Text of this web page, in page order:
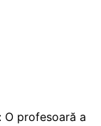
O profesoară a